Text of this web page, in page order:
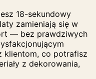
18-sekundowy
zamieniają się w
— bez prawdziwych
klientom, co potrafisz
z dekorowania,